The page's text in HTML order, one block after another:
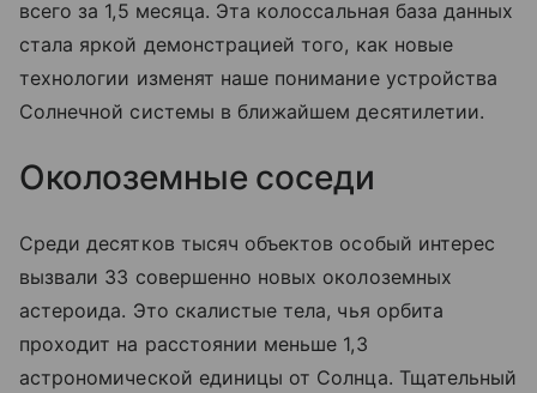
всего за 1,5 месяца. Эта колоссальная база данных
стала яркой демонстрацией того, как новые
технологии изменят наше понимание устройства
Солнечной системы в ближайшем десятилетии.
Околоземные соседи
Среди десятков тысяч объектов особый интерес
вызвали 33 совершенно новых околоземных
астероида. Это скалистые тела, чья орбита
проходит на расстоянии меньше 1,3
астрономической единицы от Солнца. Тщательный